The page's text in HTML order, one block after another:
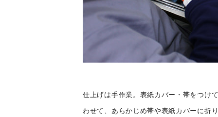
仕上げは手作業。表紙カバー・帯をつけ
わせて、あらかじめ帯や表紙カバーに折